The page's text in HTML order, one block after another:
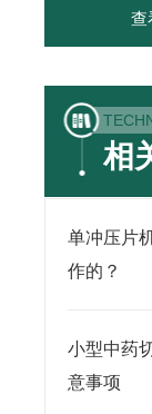
查
相
单冲压片
作的？
小型中药
意事项